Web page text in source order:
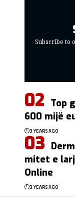
Subscribe to
Top
600 mijë
3 YEARS AGO
mitet e
Online
3 YEARS AGO